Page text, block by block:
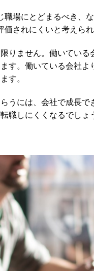
場にとどまるべき、
されにくいと考えられ
りません。働いている
す。働いている会社
す。
うには、会社で成長
職しにくくなるでしょ